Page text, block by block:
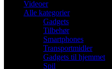
Videoer
Alle kategorier
Gadgets
Tilbehør
Smartphones
Transportmidler
Gadgets til hjemmet
Spil